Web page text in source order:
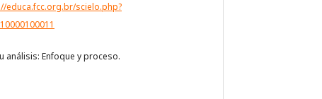
educa.fcc.org.br/scielo.php?
análisis: Enfoque y proceso.